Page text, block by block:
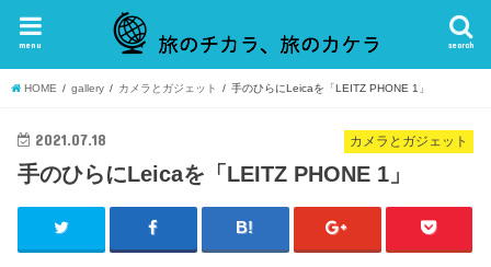
search
menu
HOME gallery カメラとガジェット 手のひらにLeicaを「LEITZ PHONE 1」
カメラとガジェット
2021.07.18
手のひらにLeicaを「LEITZ PHONE 1」